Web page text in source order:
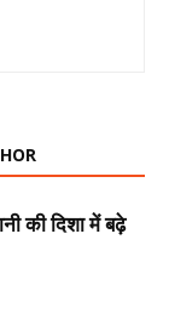
की दिशा में बढ़े